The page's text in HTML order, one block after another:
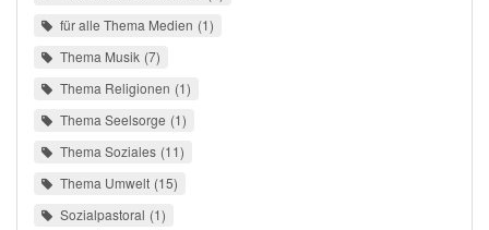
für alle Thema Medien 1
Thema Musik 7
Thema Religionen 1
Thema Seelsorge 1
Thema Soziales 11
Thema Umwelt 15
Sozialpastoral 1